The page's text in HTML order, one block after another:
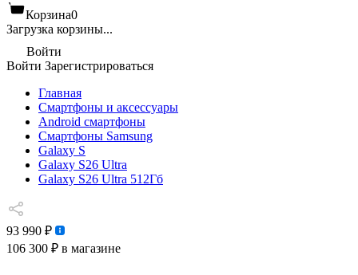
Корзина0
Загрузка корзины...
Войти
Войти Зарегистрироваться
Главная
Смартфоны и аксессуары
Android cмартфоны
Смартфоны Samsung
Galaxy S
Galaxy S26 Ultra
Galaxy S26 Ultra 512Гб
93 990 ₽
106 300 ₽ в магазине